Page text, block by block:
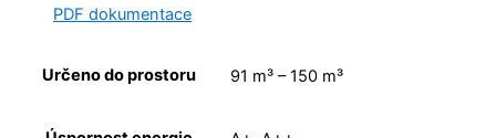
PDF dokumentace
Určeno do prostoru 91 m³ – 150 m³